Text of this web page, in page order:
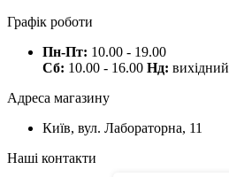
Графік роботи
Пн-Пт: 10.00 - 19.00
Сб: 10.00 - 16.00 Нд: вихідний
Адреса магазину
Київ, вул. Лабораторна, 11
Наші контакти